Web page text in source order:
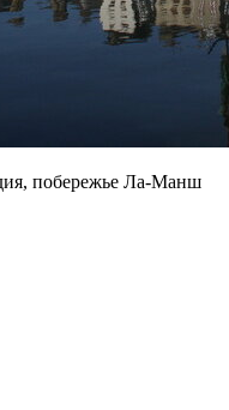
побережье Ла-Манш